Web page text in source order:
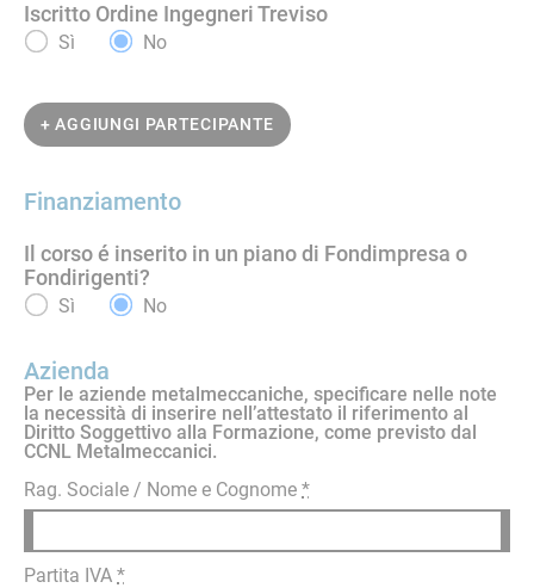
Iscritto Ordine Ingegneri Treviso
Sì No
+ AGGIUNGI PARTECIPANTE
Finanziamento
Il corso é inserito in un piano di Fondimpresa o
Fondirigenti?
Sì No
Azienda
Per le aziende metalmeccaniche, specificare nelle note
la necessità di inserire nell’attestato il riferimento al
Diritto Soggettivo alla Formazione, come previsto dal
CCNL Metalmeccanici.
Rag. Sociale / Nome e Cognome *
Partita IVA *